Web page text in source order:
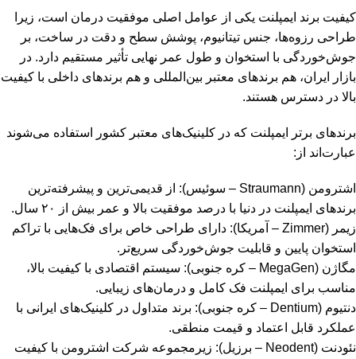
کیفیت برند ایمپلنت یکی از عوامل اصلی موفقیت درمان است، زیرا
طراحی رزوه‌ها، جنس تیتانیوم، پوشش سطح و دقت در ساخت، بر
جوش‌خوردگی با استخوان و طول عمر نهایی تأثیر مستقیم دارد. در
بازار ایران، هم برندهای معتبر بین‌المللی و هم برندهای داخلی با کیفیت
بالا در دسترس هستند.
برندهای برتر ایمپلنت که در کلینیک‌های معتبر کشور استفاده می‌شوند
عبارت‌اند از:
اشترومن (Straumann – سوئیس): از قدیمی‌ترین و پیشرفته‌ترین
برندهای ایمپلنت در دنیا با درصد موفقیت بالا و عمر بیش از ۲۰ سال.
زیمر (Zimmer – آمریکا): دارای طراحی خاص برای فک‌هایی با تراکم
استخوان پایین و قابلیت جوش‌خوردگی سریع‌تر.
مگاژن (MegaGen – کره جنوبی): سیستم اقتصادی با کیفیت بالا،
مناسب برای ایمپلنت فک کامل و درمان‌های زیبایی.
دنتیوم (Dentium – کره جنوبی): برند متداول در کلینیک‌های ایرانی با
عملکرد قابل اعتماد و قیمت منطقی.
نئودنت (Neodent – برزیل): زیرمجموعه شرکت اشترومن با کیفیت